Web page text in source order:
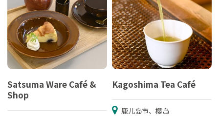
Satsuma Ware Café &
Shop
Kagoshima Tea Café
鹿儿岛市、樱岛